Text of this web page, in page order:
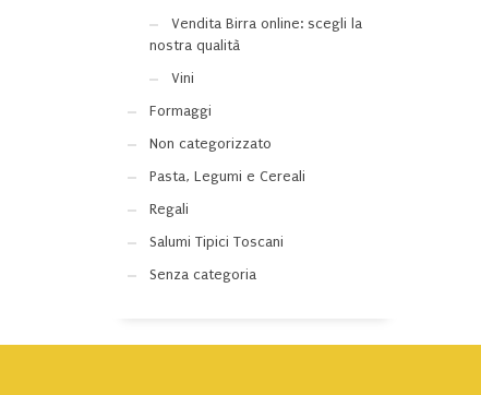
Vendita Birra online: scegli la
nostra qualità
Vini
Formaggi
Non categorizzato
Pasta, Legumi e Cereali
Regali
Salumi Tipici Toscani
Senza categoria